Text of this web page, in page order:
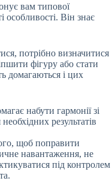
вам типової
особливості. Він знає
потрібно визначитися
фігуру або стати
домагаються і цих
набути гармонії зі
результатів
щоб поправити
навантаження, не
під контролем